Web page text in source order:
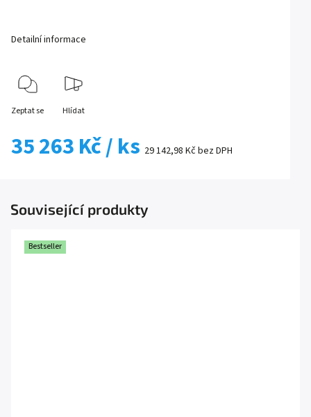
35 263 Kč/ ks 29 142,98 Kč bez DPH
Detailní informace
Zeptat se Hlídat
Související produkty
Bestseller